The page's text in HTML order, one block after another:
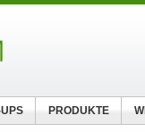
PRODUKTE